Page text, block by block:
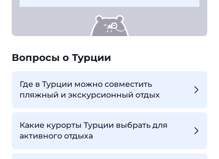
Вопросы о Турции
Где в Турции можно совместить
пляжный и экскурсионный отдых
Какие курорты Турции выбрать для
активного отдыха